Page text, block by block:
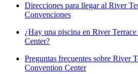
Direcciones para llegar al River
Convenciones
¿Hay una piscina en River
Center?
Preguntas frecuentes sobre River
Convention Center